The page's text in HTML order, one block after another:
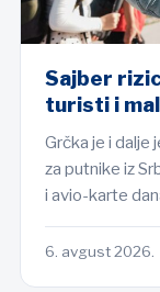
Sajber
turisti i
Grčka je i dalje
za putnike iz
i avio-karte
6. avgust 2026.